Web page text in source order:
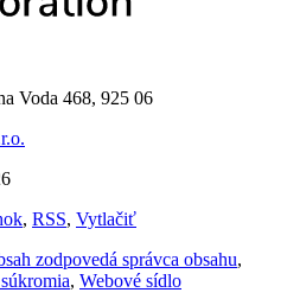
Voda 468, 925 06
, RSS, Vytlačiť
zodpovedá správca obsahu,
, Webové sídlo